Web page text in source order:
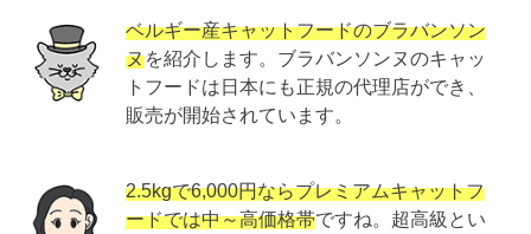
ベルギー産キャットフードのブラバンソン
ヌを紹介します。ブラバンソンヌのキャッ
トフードは日本にも正規の代理店ができ、
販売が開始されています。
2.5kgで6,000円ならプレミアムキャットフ
ードでは中～高価格帯ですね。超高級とい